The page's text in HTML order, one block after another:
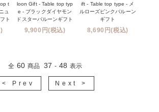
t
ュ
ト
loon Gift - Table top typ
e - ブラックダイヤモン
ドスターバルーンギフト
9,900円(税込)
ift - Table top type - メ
ルローズピンクバルーン
ギフト
8,690円(税込)
全 60 商品 37 - 48 表示
< Prev Next >